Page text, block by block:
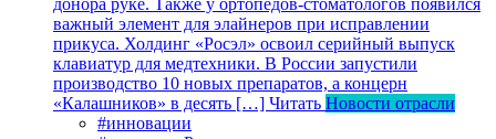
важный элемент для элайнеров при исправлении
прикуса. Холдинг «Росэл» освоил серийный выпуск
клавиатур для медтехники. В России запустили
производство 10 новых препаратов, а концерн
«Калашников» в десять […] Читать Новости отрасли
#инновации